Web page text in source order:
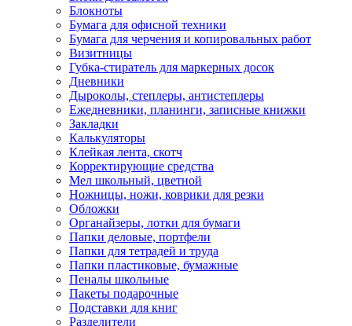
Блокноты
Бумага для офисной техники
Бумага для черчения и копировальных работ
Визитницы
Губка-стиратель для маркерных досок
Дневники
Дыроколы, степлеры, антистеплеры
Ежедневники, планинги, записные книжки
Закладки
Калькуляторы
Клейкая лента, скотч
Корректирующие средства
Мел школьный, цветной
Ножницы, ножи, коврики для резки
Обложки
Органайзеры, лотки для бумаги
Папки деловые, портфели
Папки для тетрадей и труда
Папки пластиковые, бумажные
Пеналы школьные
Пакеты подарочные
Подставки для книг
Разделители